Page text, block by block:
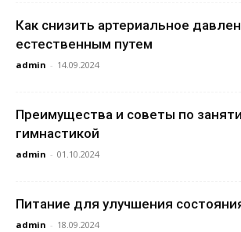
Как снизить артериальное
естественным путем
admin - 14.09.2024
Преимущества и советы по
гимнастикой
admin - 01.10.2024
Питание для улучшения
admin - 18.09.2024